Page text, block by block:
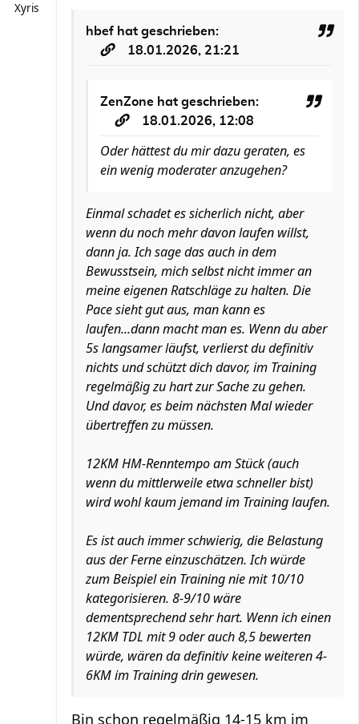
Xyris
hbef hat geschrieben:
18.01.2026, 21:21
ZenZone hat geschrieben:
18.01.2026, 12:08
Oder hättest du mir dazu geraten, es
ein wenig moderater anzugehen?
Einmal schadet es sicherlich nicht, aber
wenn du noch mehr davon laufen willst,
dann ja. Ich sage das auch in dem
Bewusstsein, mich selbst nicht immer an
meine eigenen Ratschläge zu halten. Die
Pace sieht gut aus, man kann es
laufen...dann macht man es. Wenn du aber
5s langsamer läufst, verlierst du definitiv
nichts und schützt dich davor, im Training
regelmäßig zu hart zur Sache zu gehen.
Und davor, es beim nächsten Mal wieder
übertreffen zu müssen.
12KM HM-Renntempo am Stück (auch
wenn du mittlerweile etwa schneller bist)
wird wohl kaum jemand im Training laufen.
Es ist auch immer schwierig, die Belastung
aus der Ferne einzuschätzen. Ich würde
zum Beispiel ein Training nie mit 10/10
kategorisieren. 8-9/10 wäre
dementsprechend sehr hart. Wenn ich einen
12KM TDL mit 9 oder auch 8,5 bewerten
würde, wären da definitiv keine weiteren 4-
6KM im Training drin gewesen.
Bin schon regelmäßig 14-15 km im